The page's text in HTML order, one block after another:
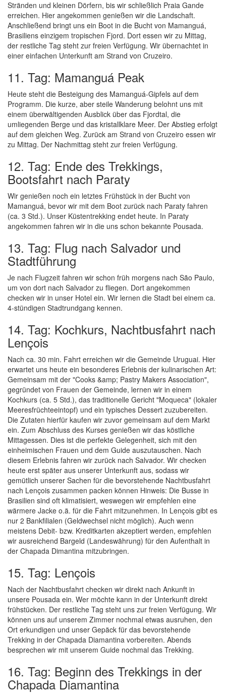
Stränden und kleinen Dörfern, bis wir schließlich Praia Gande
erreichen. Hier angekommen genießen wir die Landschaft.
Anschließend bringt uns ein Boot in die Bucht von Mamanguá,
Brasiliens einzigem tropischen Fjord. Dort essen wir zu Mittag,
der restliche Tag steht zur freien Verfügung. Wir übernachtet in
einer einfachen Unterkunft am Strand von Cruzeiro.
11. Tag: Mamanguá Peak
Heute steht die Besteigung des Mamanguá-Gipfels auf dem
Programm. Die kurze, aber steile Wanderung belohnt uns mit
einem überwältigenden Ausblick über das Fjordtal, die
umliegenden Berge und das kristallklare Meer. Der Abstieg erfolgt
auf dem gleichen Weg. Zurück am Strand von Cruzeiro essen wir
zu Mittag. Der Nachmittag steht zur freien Verfügung.
12. Tag: Ende des Trekkings,
Bootsfahrt nach Paraty
Wir genießen noch ein letztes Frühstück in der Bucht von
Mamanguá, bevor wir mit dem Boot zurück nach Paraty fahren
(ca. 3 Std.). Unser Küstentrekking endet heute. In Paraty
angekommen fahren wir in die uns schon bekannte Pousada.
13. Tag: Flug nach Salvador und
Stadtführung
Je nach Flugzeit fahren wir schon früh morgens nach São Paulo,
um von dort nach Salvador zu fliegen. Dort angekommen
checken wir in unser Hotel ein. Wir lernen die Stadt bei einem ca.
4-stündigen Stadtrundgang kennen.
14. Tag: Kochkurs, Nachtbusfahrt nach
Lençois
Nach ca. 30 min. Fahrt erreichen wir die Gemeinde Uruguai. Hier
erwartet uns heute ein besonderes Erlebnis der kulinarischen Art:
Gemeinsam mit der "Cooks &amp; Pastry Makers Association",
gegründet von Frauen der Gemeinde, lernen wir in einem
Kochkurs (ca. 5 Std.), das traditionelle Gericht "Moqueca" (lokaler
Meeresfrüchteeintopf) und ein typisches Dessert zuzubereiten.
Die Zutaten hierfür kaufen wir zuvor gemeinsam auf dem Markt
ein. Zum Abschluss des Kurses genießen wir das köstliche
Mittagessen. Dies ist die perfekte Gelegenheit, sich mit den
einheimischen Frauen und dem Guide auszutauschen. Nach
diesem Erlebnis fahren wir zurück nach Salvador. Wir checken
heute erst später aus unserer Unterkunft aus, sodass wir
gemütlich unserer Sachen für die bevorstehende Nachtbusfahrt
nach Lençois zusammen packen können Hinweis: Die Busse in
Brasilien sind oft klimatisiert, weswegen wir empfehlen eine
wärmere Jacke o.ä. für die Fahrt mitzunehmen. In Lençois gibt es
nur 2 Bankfilialen (Geldwechsel nicht möglich). Auch wenn
meistens Debit- bzw. Kreditkarten akzeptiert werden, empfehlen
wir ausreichend Bargeld (Landeswährung) für den Aufenthalt in
der Chapada Dimantina mitzubringen.
15. Tag: Lençois
Nach der Nachtbusfahrt checken wir direkt nach Ankunft in
unsere Pousada ein. Wer möchte kann in der Unterkunft direkt
frühstücken. Der restliche Tag steht uns zur freien Verfügung. Wir
können uns auf unserem Zimmer nochmal etwas ausruhen, den
Ort erkundigen und unser Gepäck für das bevorstehende
Trekking in der Chapada Diamantina vorbereiten. Abends
besprechen wir mit unserem Guide nochmal das Trekking.
16. Tag: Beginn des Trekkings in der
Chapada Diamantina